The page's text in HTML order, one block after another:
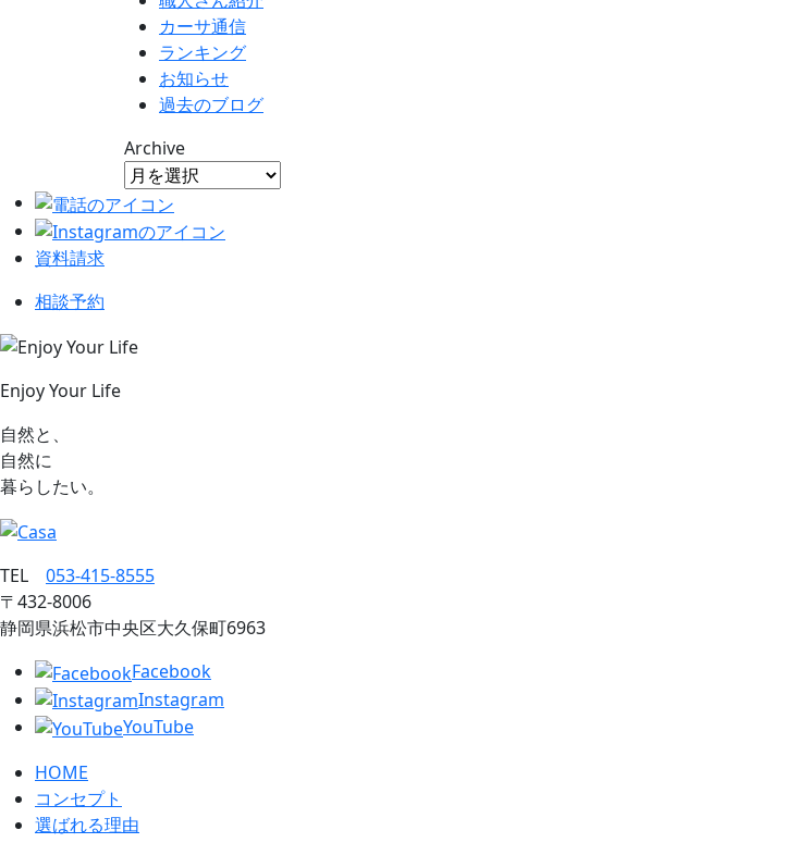
カーサ通信
ランキング
お知らせ
過去のブログ
Archive
資料請求
相談予約
Enjoy Your Life
自然と、
自然に
暮らしたい。
TEL 053‐415‐8555
〒432‐8006
静岡県浜松市中央区大久保町6963
Facebook
Instagram
YouTube
HOME
コンセプト
選ばれる理由